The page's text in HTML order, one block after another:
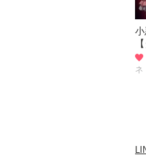
ネ